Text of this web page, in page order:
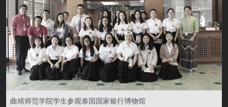
曲靖师范学院学生参观泰国国家银行博物馆